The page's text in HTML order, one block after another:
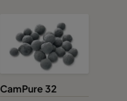
CamPure 32